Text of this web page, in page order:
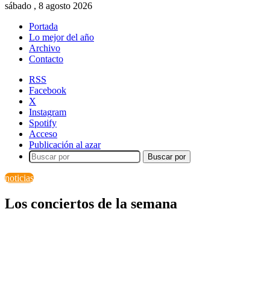
sábado , 8 agosto 2026
Portada
Lo mejor del año
Archivo
Contacto
RSS
Facebook
X
Instagram
Spotify
Acceso
Publicación al azar
Buscar por
noticias
Los conciertos de la semana